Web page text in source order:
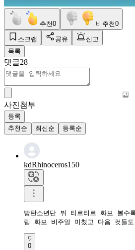
추천0 비추천0
스크랩 공유
신고
목록
댓글28
사진첨부
등록
추천순
최신순 등록순
kdRhinoceros150
방탄소년단 뷔 티르티르 화보 볼
립 화보 비주얼 미쳤고 다음 컷들
0